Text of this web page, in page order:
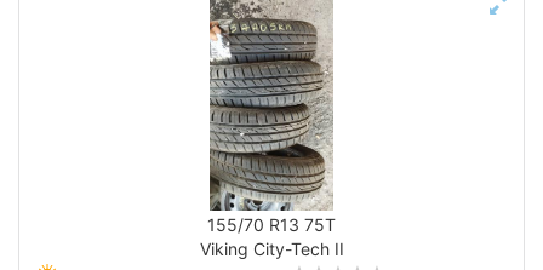
155/70 R13 75T
Viking City-Tech II